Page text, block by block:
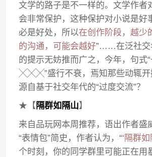
文学的路子是不一样的。文学作者
会非常保护，这种保护对小说是好
必是好处，所以在创作阶段，越少
的沟通，可能会越好”……在泛社交
的提示无妨推而广之，今年，句式
╳╳╳”盛行不衰，焉知那些动辄开
源自基于社交年代的“过度交流”？
★【 隔群如隔山】
来自品玩网本周推荐，语出作者盛
“表情包”简史，作者认为，“‘ 隔群如
个时刻，你的同学群里可能正在用